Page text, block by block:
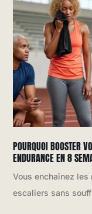
POURQUOI BOOSTER
ENDURANCE EN 8
Vous enchaînez
escaliers sans